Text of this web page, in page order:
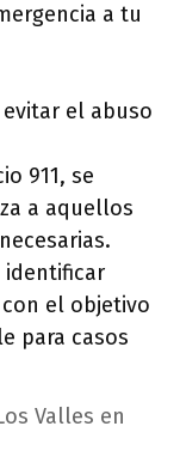
a tu
evitar el abuso
911, se
a aquellos
identificar
el objetivo
para casos
Valles en